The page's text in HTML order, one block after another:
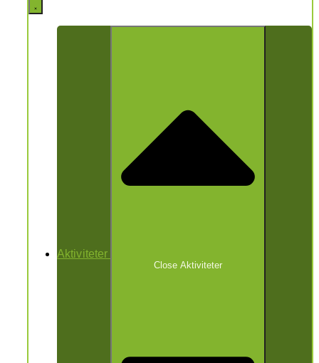
Aktiviteter
Close Aktiviteter